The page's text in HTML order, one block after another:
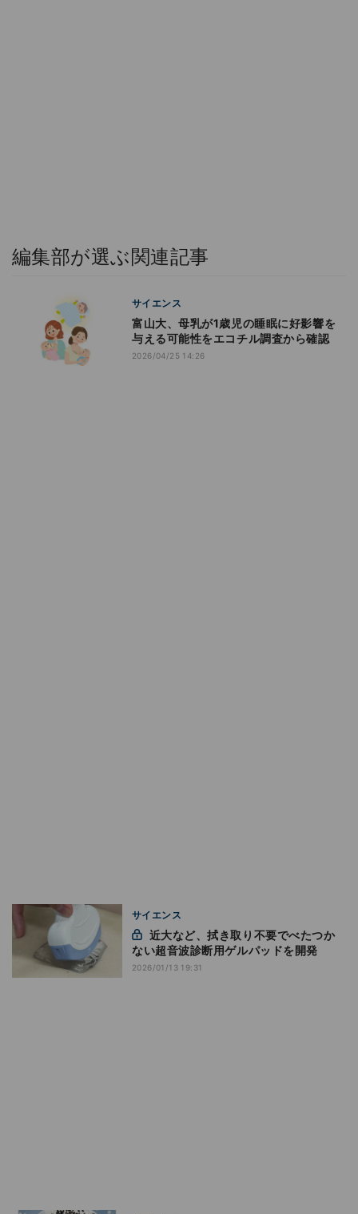
編集部が選ぶ関連記事
サイエンス
富山大、母乳が1歳児の睡眠に好影響を
与える可能性をエコチル調査から確認
2026/04/25 14:26
サイエンス
ない超音波診断用ゲルパッドを開発
2026/01/13 19:31